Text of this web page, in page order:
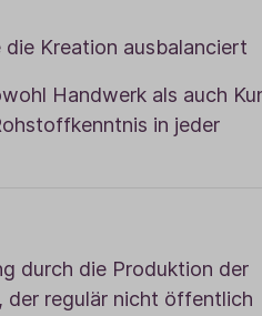
Kreation ausbalanciert
Handwerk als auch
in jeder
durch die Produktion der
der regulär nicht öffentlich